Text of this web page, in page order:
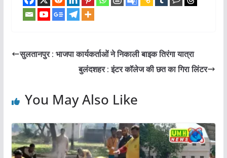
सुलतानपुर : भाजपा कार्यकर्ताओं ने निकाली बाइक तिरंगा यात्रा
बुलंदशहर : इंटर कॉलेज की छत का गिरा लिंटर
You May Also Like